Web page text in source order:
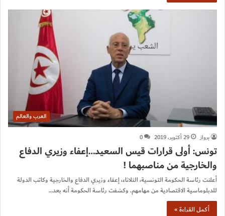
العرب والعالم
برواز
29 أكتوبر، 2019 0
تونس: أولى قرارات قيس السعيد…إعفاء وزيري الدفاع
والخارجية من مناصبهما !
أعلنت رئاسة الحكومة التونسية، الثلاثاء، إعفاء وزيري الدفاع والخارجية وكاتب الدولة
للدبلوماسية الاقتصادية من مهامهم. وكشفت رئاسة الحكومة أنه بعد…
أكمل القراءة »